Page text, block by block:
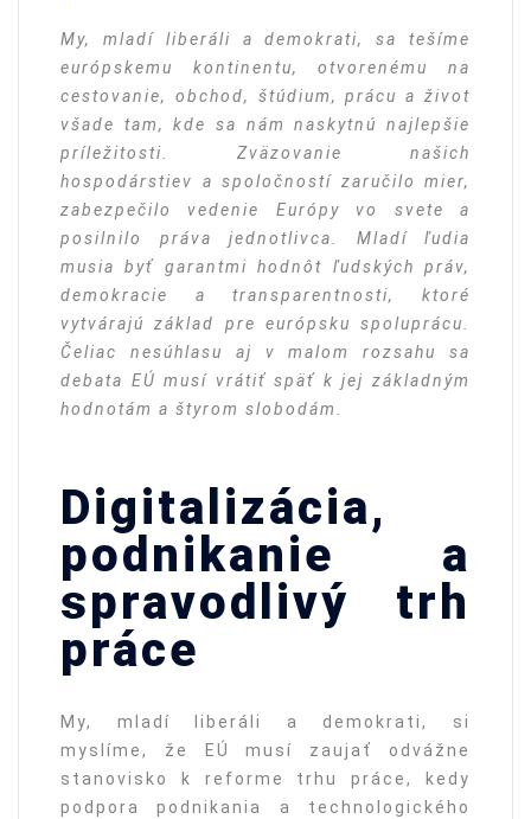
My, mladí liberáli a demokrati, sa tešíme
európskemu kontinentu, otvorenému na
cestovanie, obchod, štúdium, prácu a život
všade tam, kde sa nám naskytnú najlepšie
príležitosti. Zväzovanie našich
hospodárstiev a spoločností zaručilo mier,
zabezpečilo vedenie Európy vo svete a
posilnilo práva jednotlivca. Mladí ľudia
musia byť garantmi hodnôt ľudských práv,
demokracie a transparentnosti, ktoré
vytvárajú základ pre európsku spoluprácu.
Čeliac nesúhlasu aj v malom rozsahu sa
debata EÚ musí vrátiť späť k jej základným
hodnotám a štyrom slobodám.
Digitalizácia,
podnikanie a
spravodlivý trh
práce
My, mladí liberáli a demokrati, si
myslíme, že EÚ musí zaujať odvážne
stanovisko k reforme trhu práce, kedy
podpora podnikania a technologického